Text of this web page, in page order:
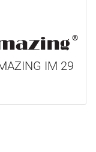
IM 29